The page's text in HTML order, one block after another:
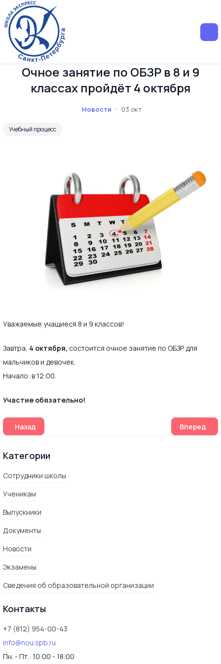
Очное занятие по ОБЗР в 8 и 9
классах пройдёт 4 октября
Новости 03.окт
Учебный процесс
Уважаемые учащиеся 8 и 9 классов!
Завтра, 4 октября, состоится очное занятие по ОБЗР для
мальчиков и девочек.
Начало: в 12:00.
Участие обязательно!
Предыдущий: 7 октября начинается подготовка к ЕГЭ по
Назад Вперед
Категории
Сотрудники школы
Ученикам
Выпускники
Документы
Новости
Экзамены
Сведения об образовательной организации
Контакты
+7 (812) 954-00-43
info@nou.spb.ru
Пн. - Пт.: 10:00 - 18:00